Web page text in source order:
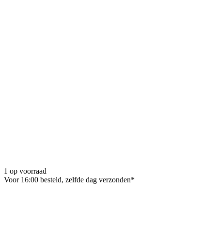
1 op voorraad
Voor 16:00 besteld, zelfde dag verzonden*